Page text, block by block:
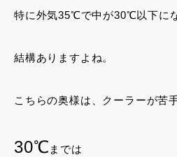
特に外気35℃で中が30℃以下に
結構ありますよね。
こちらの奥様は、クーラーが苦
30℃ までは